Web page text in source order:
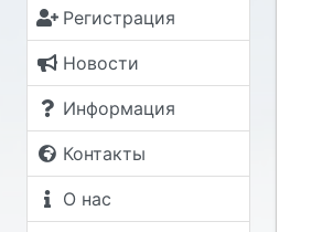
Регистрация
Новости
Информация
Контакты
О нас